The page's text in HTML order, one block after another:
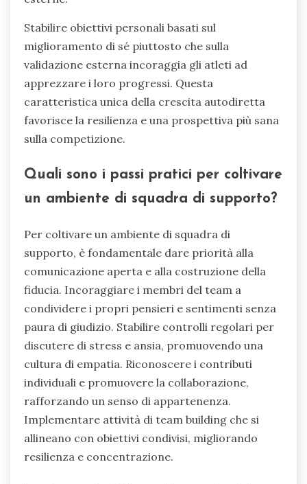
Stabilire obiettivi personali basati sul
miglioramento di sé piuttosto che sulla
validazione esterna incoraggia gli atleti ad
apprezzare i loro progressi. Questa
caratteristica unica della crescita autodiretta
favorisce la resilienza e una prospettiva più sana
sulla competizione.
Quali sono i passi pratici per coltivare
un ambiente di squadra di supporto?
Per coltivare un ambiente di squadra di
supporto, è fondamentale dare priorità alla
comunicazione aperta e alla costruzione della
fiducia. Incoraggiare i membri del team a
condividere i propri pensieri e sentimenti senza
paura di giudizio. Stabilire controlli regolari per
discutere di stress e ansia, promuovendo una
cultura di empatia. Riconoscere i contributi
individuali e promuovere la collaborazione,
rafforzando un senso di appartenenza.
Implementare attività di team building che si
allineano con obiettivi condivisi, migliorando
resilienza e concentrazione.